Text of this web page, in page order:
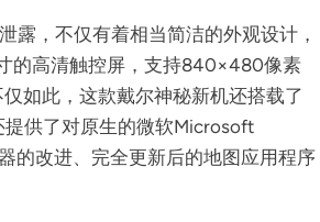
露，不仅有着相当简洁的外观设计，
的高清触控屏，支持840×480像素
如此，这款戴尔神秘新机还搭载了
供了对原生的微软Microsoft
的改进、完全更新后的地图应用程序